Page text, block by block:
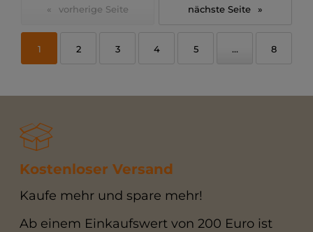
«
1 2 3 4 5 ... 8
»
Kostenloser Versand
Kaufe mehr und spare mehr!
Ab einem Einkaufswert von 200 Euro ist